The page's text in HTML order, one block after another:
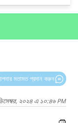
মতামত প্রদান করুন
২০২৪ এ ১০:৪৬ PM